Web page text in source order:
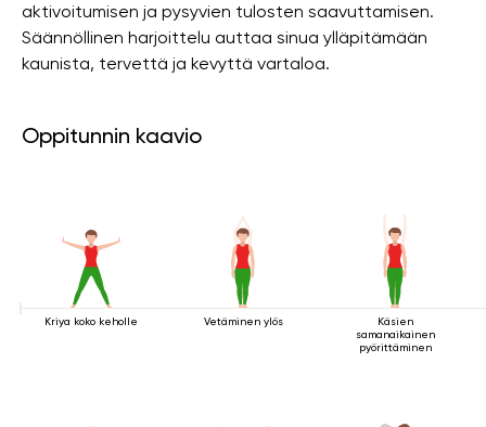
aktivoitumisen ja pysyvien tulosten saavuttamisen.
Säännöllinen harjoittelu auttaa sinua ylläpitämään
kaunista, tervettä ja kevyttä vartaloa.
Oppitunnin kaavio
Kriya koko keholle Vetäminen ylös
Käsien
samanaikainen
pyörittäminen